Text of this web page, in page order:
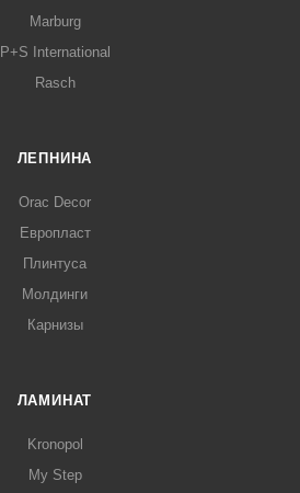
Marburg
P+S International
Rasch
ЛЕПНИНА
Orac Decor
Европласт
Плинтуса
Молдинги
Карнизы
ЛАМИНАТ
Kronopol
My Step